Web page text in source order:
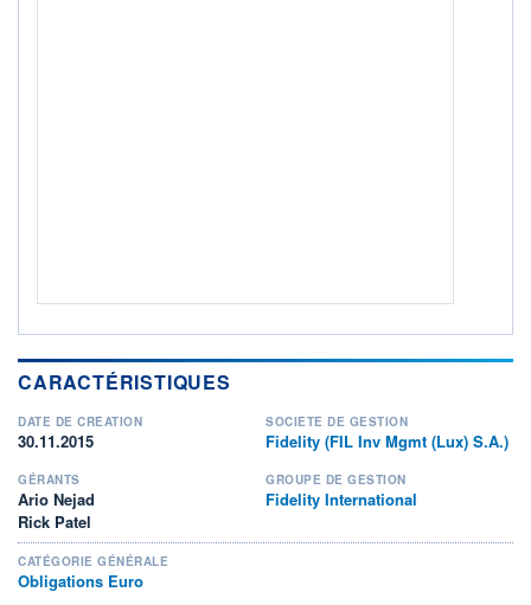
CARACTÉRISTIQUES
DATE DE CRÉATION
30.11.2015
SOCIÉTÉ DE GESTION
Fidelity (FIL Inv Mgmt (Lux) S.A.)
GÉRANTS
Ario Nejad
Rick Patel
GROUPE DE GESTION
Fidelity International
CATÉGORIE GÉNÉRALE
Obligations Euro